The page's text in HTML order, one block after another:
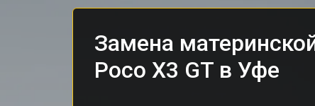
Замена
Poco X3 GT в Уфе